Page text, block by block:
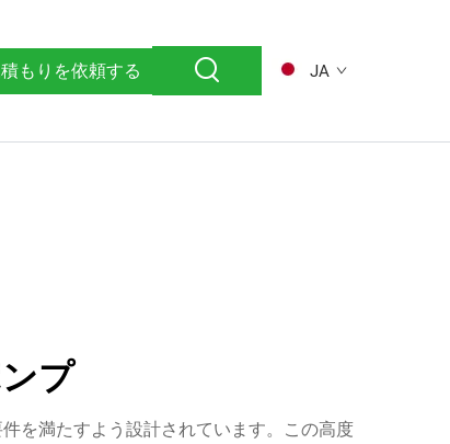
もりを依頼する JA
プ
を満たすよう設計されています。この高度